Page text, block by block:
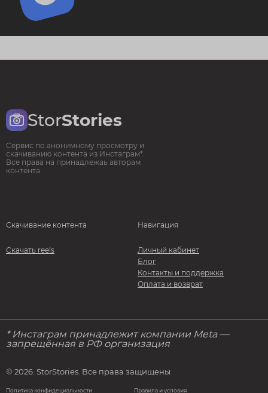
StorStories
Сервис по анонимному просмотру и
скачиванию контента из Инстаграм*.
Все права на принадлежаь авторам
контента.
Скачивание контента
Скачать reels
Навигация
Личный кабинет
Блог
Контакты и поддержка
Оплата и возврат
* Инстаграм принадлежит компании Meta —
запрещённая в РФ организация
© 2026. StorStories. Все права защищены
Политика конфидециальности Правила и условия